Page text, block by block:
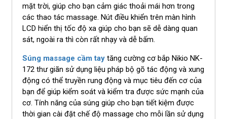
mặt trời, giúp cho bạn cảm giác thoải mái hơn trong
các thao tác massage. Nút điều khiển trên màn hình
LCD hiển thị tốc độ xa giúp cho bạn sẽ dễ dàng quan
sát, ngoài ra thì còn rất nhạy và dễ bấm.
Súng massage cầm tay tăng cường cơ bắp Nikio NK-
172 thư giãn sử dụng liệu pháp bộ gõ tác động và xung
động có thể truyền rung động và mục tiêu đến cơ của
bạn để giúp kiểm soát và kiểm tra được sức mạnh của
cơ. Tính năng của súng giúp cho bạn tiết kiệm được
thời gian cài đặt chế độ massage cho mỗi lần sử dụng